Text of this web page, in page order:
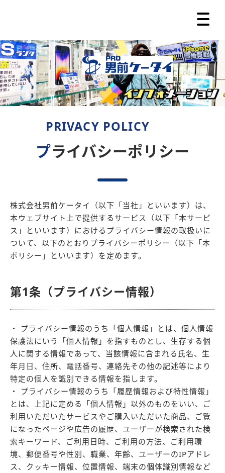
プライバシーポリシー
株式会社男前ケータイ（以下「当社」といいます）は、
本ウェブサイト上で提供するサービス（以下「本サービ
ス」といいます）におけるプライバシー情報の取扱いに
ついて、以下のとおりプライバシーポリシー（以下「本
ポリシー」といいます）を定めます。
第1条（プライバシー情報）
・ プライバシー情報のうち「個人情報」とは、個人情報
保護法にいう「個人情報」を指すものとし、生存する個
人に関する情報であって、当該情報に含まれる氏名、生
年月日、住所、電話番号、連絡先その他の記述等により
特定の個人を識別できる情報を指します。
・ プライバシー情報のうち「履歴情報および特性情報」
とは、上記に定める「個人情報」以外のものをいい、ご
利用いただいたサービスやご購入いただいた商品、ご覧
になったページや広告の履歴、ユーザーが検索された検
索キーワード、ご利用日時、ご利用の方法、ご利用環
境、郵便番号や性別、職業、年齢、ユーザーのIPアドレ
ス、クッキー情報、位置情報、端末の個体識別情報など